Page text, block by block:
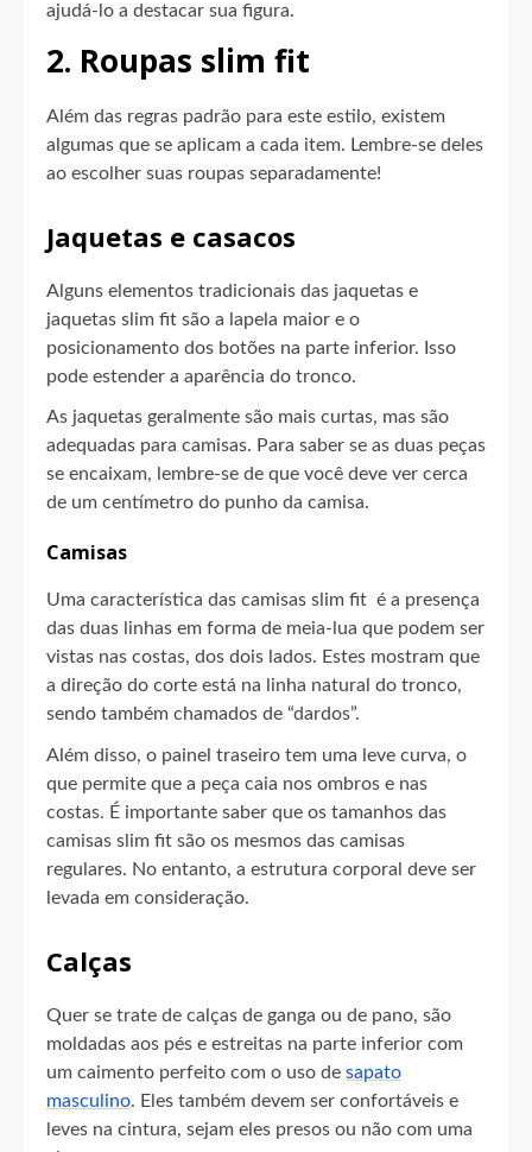
ajudá-lo a destacar sua figura.
2. Roupas slim fit
Além das regras padrão para este estilo, existem
algumas que se aplicam a cada item. Lembre-se deles
ao escolher suas roupas separadamente!
Jaquetas e casacos
Alguns elementos tradicionais das jaquetas e
jaquetas slim fit são a lapela maior e o
posicionamento dos botões na parte inferior. Isso
pode estender a aparência do tronco.
As jaquetas geralmente são mais curtas, mas são
adequadas para camisas. Para saber se as duas peças
se encaixam, lembre-se de que você deve ver cerca
de um centímetro do punho da camisa.
Camisas
Uma característica das camisas slim fit é a presença
das duas linhas em forma de meia-lua que podem ser
vistas nas costas, dos dois lados. Estes mostram que
a direção do corte está na linha natural do tronco,
sendo também chamados de “dardos”.
Além disso, o painel traseiro tem uma leve curva, o
que permite que a peça caia nos ombros e nas
costas. É importante saber que os tamanhos das
camisas slim fit são os mesmos das camisas
regulares. No entanto, a estrutura corporal deve ser
levada em consideração.
Calças
Quer se trate de calças de ganga ou de pano, são
moldadas aos pés e estreitas na parte inferior com
um caimento perfeito com o uso de sapato
masculino. Eles também devem ser confortáveis ​​e
leves na cintura, sejam eles presos ou não com uma